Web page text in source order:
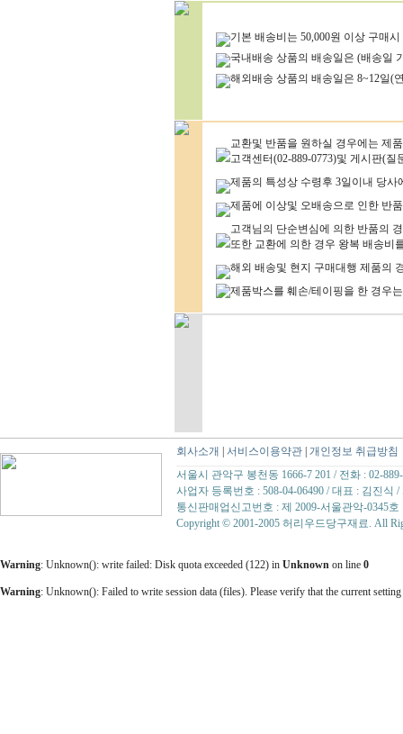
기본 배송비는 50,000원 이상 구매
국내배송 상품의 배송일은 (배송일
해외배송 상품의 배송일은 8~12일(
교환및 반품을 원하실 경우에는 제
고객센터(02-889-0773)및 게시판(
제품의 특성상 수령후 3일이내 당사
제품에 이상및 오배송으로 인한 반
고객님의 단순변심에 의한 반품의
또한 교환에 의한 경우 왕복 배송비
해외 배송및 현지 구매대행 제품의
제품박스를 훼손/테이핑을 한 경우
회사소개 서비스이용약관 개인정보 취급방침
서울시 관악구 봉천동 1666-7 201 / 전화 : 02-
사업자 등록번호 : 508-04-06490 / 대표 : 김진
통신판매업신고번호 : 제 2009-서울관악-0345호
Copyright © 2001-2005 허리우드당구재료. All
Warning: Unknown(): write failed: Disk quota exceeded (122) in Unknown on line 0
Warning: Unknown(): Failed to write session data (files). Please verify that the current